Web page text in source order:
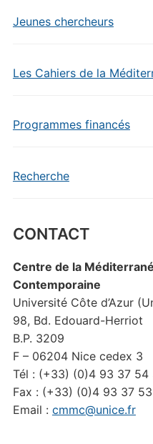
Jeunes chercheurs
Les Cahiers de la
Programmes financés
Recherche
CONTACT
Centre de la
Contemporaine
Université Côte d’Azur
98, Bd. Edouard-Herriot
B.P. 3209
F – 06204 Nice cedex 3
Tél : (+33) (0)4 93 37 54
Fax : (+33) (0)4 93 37
Email : cmmc@unice.fr